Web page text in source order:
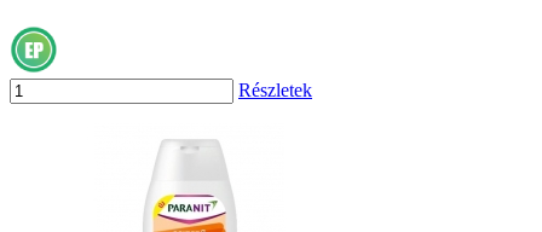
Részletek